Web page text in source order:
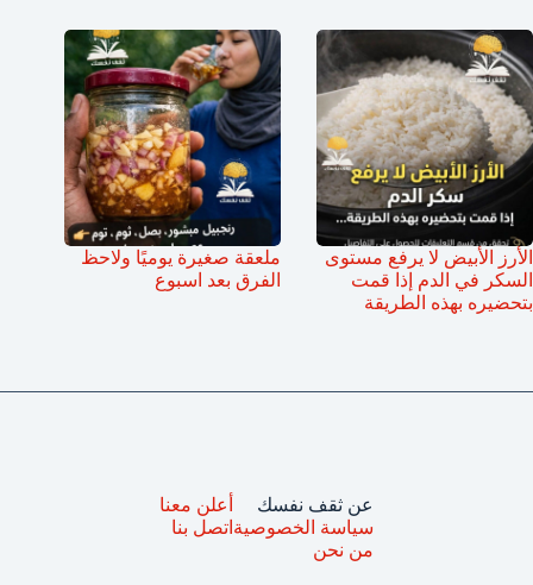
الأرز الأبيض لا يرفع مستوى
السكر في الدم إذا قمت
بتحضيره بهذه الطريقة
ملعقة صغيرة يوميًا ولاحظ
الفرق بعد اسبوع
عن ثقف نفسك
سياسة الخصوصية
من نحن
أعلن معنا
اتصل بنا